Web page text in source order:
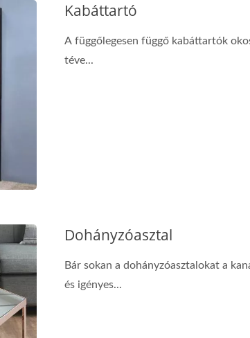
Kabáttartó
A függőlegesen függő kabáttartók
téve...
Dohányzóasztal
Bár sokan a dohányzóasztalokat a
és igényes...